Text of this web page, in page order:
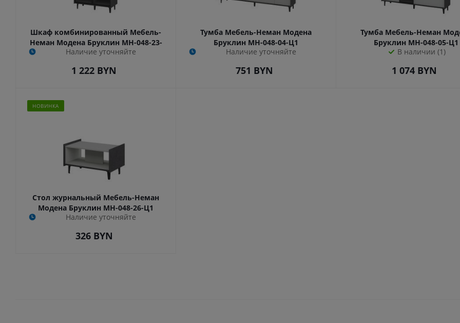
Шкаф комбинированный Мебель-
Неман Модена Бруклин МН-048-23-
Ц1
Наличие уточняйте
1 222 BYN
Тумба Мебель-Неман Модена
Бруклин МН-048-04-Ц1
Наличие уточняйте
751 BYN
Тумба Мебель-Неман
Бруклин МН-048-05-Ц1
В наличии (1)
1 074 BYN
НОВИНКА
Стол журнальный Мебель-Неман
Модена Бруклин МН-048-26-Ц1
Наличие уточняйте
326BYN